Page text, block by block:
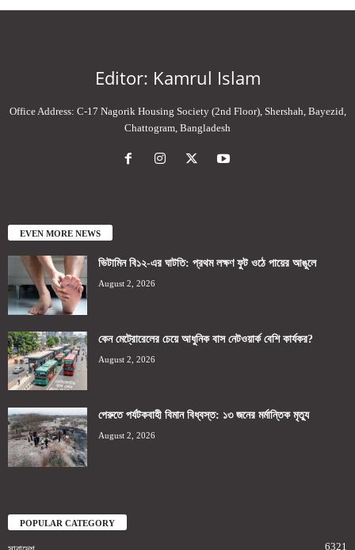
Editor: Kamrul Islam
Office Address: C-17 Nagorik Housing Society (2nd Floor), Shershah, Bayezid,
Chattogram, Bangladesh
EVEN MORE NEWS
ভিটামিন বি১২-এর ঘাটতি: প্রথম লক্ষণ ফুট ওঠে পায়ের আঙুলে
August 2, 2026
কেন মেট্রোরেলের চেয়ে আধুনিক বাস নেটওয়ার্ক বেশি কার্যকর?
August 2, 2026
পেরুতে পর্যটকবাহী বিমান বিধ্বস্ত: ১৩ জনের মর্মান্তিক মৃত্যু
August 2, 2026
POPULAR CATEGORY
6321